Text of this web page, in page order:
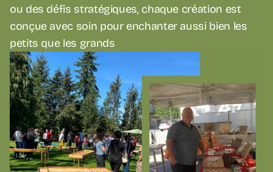
ou des défis stratégiques, chaque création est
conçue avec soin pour enchanter aussi bien les
petits que les grands